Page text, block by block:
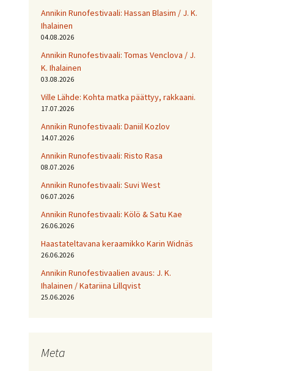
Annikin Runofestivaali: Has­san Bla­sim / J. K.
Ihalainen
04.08.2026
Annikin Runofestivaali: Tomas Venclova / J.
K. Ihalainen
03.08.2026
Ville Lähde: Kohta matka päättyy, rakkaani.
17.07.2026
Annikin Runofestivaali: Daniil Kozlov
14.07.2026
Annikin Runofestivaali: Risto Rasa
08.07.2026
Annikin Runofestivaali: Suvi West
06.07.2026
Annikin Runofestivaali: Kölö & Satu Kae
26.06.2026
Haastateltavana keraamikko Karin Widnäs
26.06.2026
Annikin Runofestivaalien avaus: J. K.
Ihalainen / Katariina Lillqvist
25.06.2026
Meta